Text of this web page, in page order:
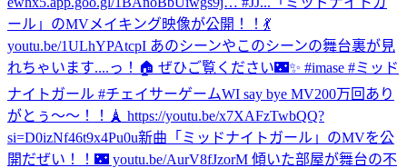
ール」のMVメイキング映像が公開！！💃
youtu.be/1ULhYPAtcpI あのシーンやこのシーンの舞台裏が見
れちゃいます....っ！🏠 ぜひご覧ください🌃✨ #imase #ミッド
ナイトガール #チェイサーゲームWI say bye MV200万回あり
がとぅ〜〜！！🗼 https://youtu.be/x7XAFzTwbQQ?
si=D0izNf46t9x4Pu0u新曲「ミッドナイトガール」のMVを公
開だぜい！！🌃 youtu.be/AurV8fJzorM 傾いた部屋が舞台の不